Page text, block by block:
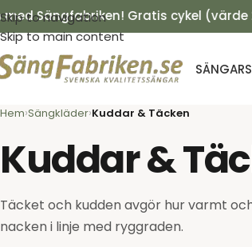
Skip to navigation
Skip to main content
Gratis cykel (värde 2
SÄNGAR
Hem Sängkläder Kuddar & Täcken
Kuddar &
Täcket och kudden avgör hur varmt
nacken i linje med ryggraden.